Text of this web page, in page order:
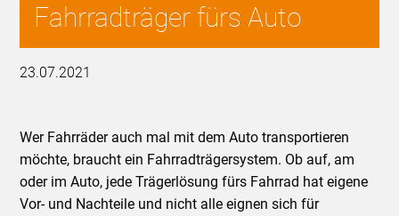
Fahrradträger fürs Auto
23.07.2021
Wer Fahrräder auch mal mit dem Auto transportieren
möchte, braucht ein Fahrradträgersystem. Ob auf, am
oder im Auto, jede Trägerlösung fürs Fahrrad hat eigene
Vor- und Nachteile und nicht alle eignen sich für